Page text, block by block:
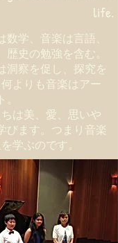
学、音楽は言語、
史の勉強を含む。
洞察を促し、探究を
よりも音楽はアー
ト。
は美、愛、思いや
びます。つまり音楽
学ぶのです。
life.